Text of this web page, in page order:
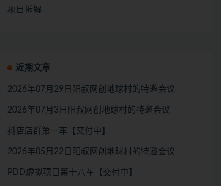
项目拆解
近期文章
2026年07月29日阳叔网创地球村的特邀会议
2026年07月3日阳叔网创地球村的特邀会议
抖店店群第一车【交付中】
2026年05月22日阳叔网创地球村的特邀会议
PDD虚拟项目第十八车【交付中】